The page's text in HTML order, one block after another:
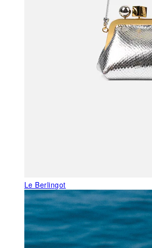
Le Berlingot